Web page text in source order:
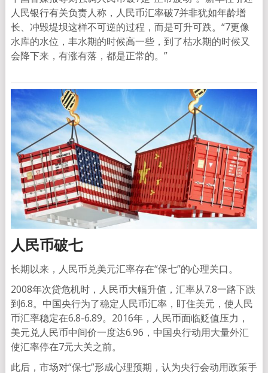
人民银行有关负责人称，人民币汇率破7并非犹如年龄增
长、冲毁堤坝这样不可逆的过程，而是可升可跌。“7更像
水库的水位，丰水期的时候高一些，到了枯水期的时候又
会降下来，有涨有落，都是正常的。”
人民币破七
长期以来，人民币兑美元汇率存在“保七”的心理关口。
2008年次贷危机时，人民币大幅升值，汇率从7.8一路下跌
到6.8。中国央行为了稳定人民币汇率，盯住美元，使人民
币汇率稳定在6.8-6.89。2016年，人民币面临贬值压力，
美元兑人民币中间价一度达6.96，中国央行动用大量外汇
使汇率停在7元大关之前。
此后，市场对“保七”形成心理预期，认为央行会动用政策手